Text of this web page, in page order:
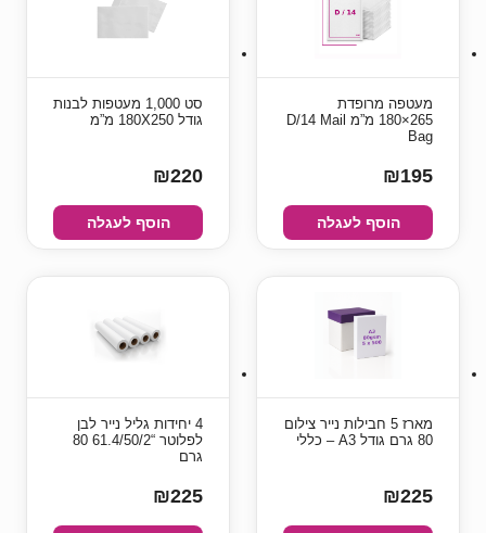
מעטפה מרופדת
265×180 מ”מ D/14 Mail
Bag
₪195
הוסף לעגלה
סט 1,000 מעטפות לבנות
גודל 180X250 מ”מ
₪220
הוסף לעגלה
מארז 5 חבילות נייר צילום
80 גרם גודל A3 – כללי
₪225
4 יחידות גליל נייר לבן
לפלוטר “61.4/50/2 80
גרם
₪225